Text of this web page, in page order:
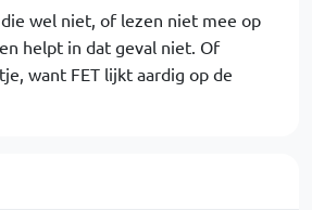
wel niet, of lezen niet mee op
helpt in dat geval niet. Of
want FET lijkt aardig op de